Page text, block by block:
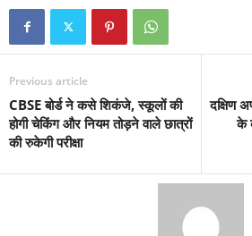
Previous article
CBSE बोर्ड ने कसे शिकंजे, स्कूलों की
होगी चेकिंग और नियम तोड़ने वाले छात्रों
की रुकेगी परीक्षा
दक्षिण
के